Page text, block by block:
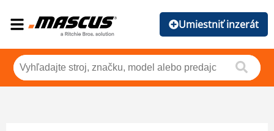
Umiestniť inzerát